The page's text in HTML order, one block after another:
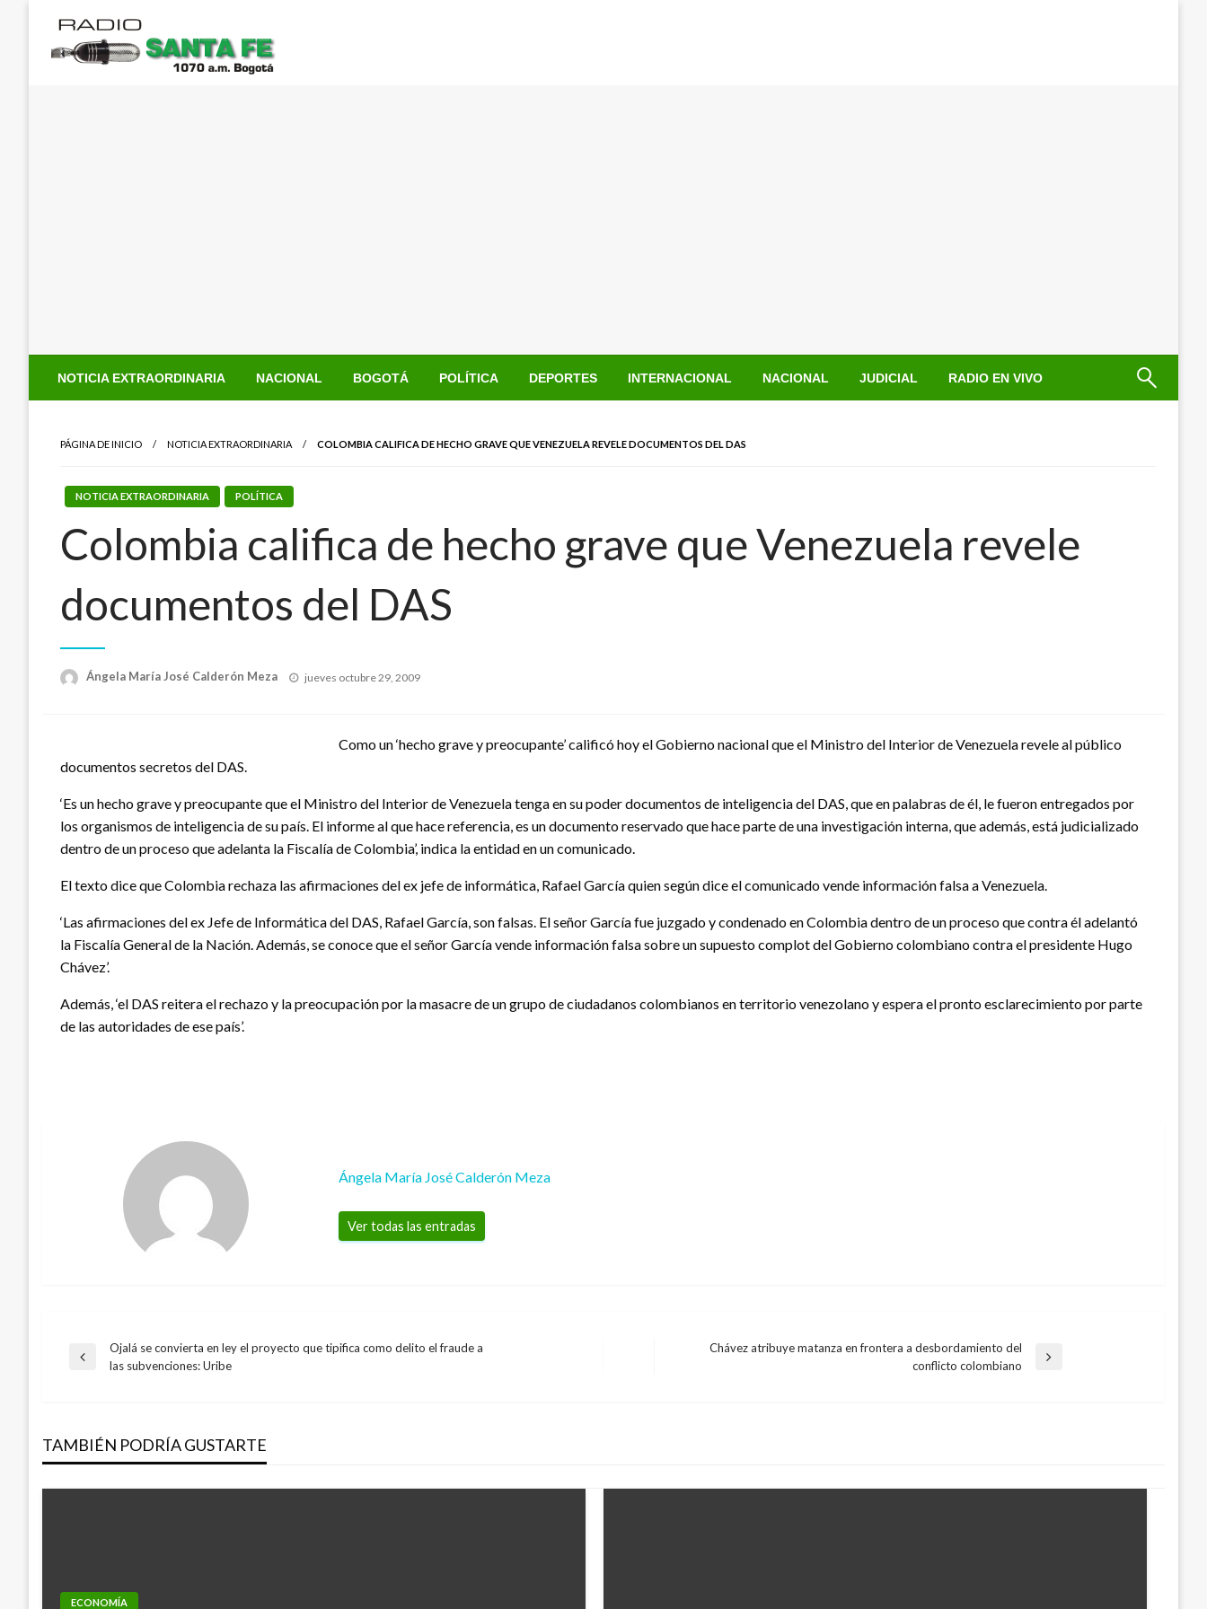
contenido
NOTICIA EXTRAORDINARIA NACIONAL BOGOTÁ POLÍTICA DEPORTES INTERNACIONAL NACIONAL JUDICIAL RADIO EN VIVO
PÁGINA DE INICIO NOTICIA EXTRAORDINARIA COLOMBIA CALIFICA DE HECHO GRAVE QUE VENEZUELA REVELE DOCUMENTOS DEL DAS
NOTICIA EXTRAORDINARIA POLÍTICA
Colombia califica de hecho grave que Venezuela revele
documentos del DAS
Ángela María José Calderón Meza
Publicado
jueves octubre 29, 2009
Como un ‘hecho grave y preocupante’ calificó hoy el Gobierno nacional que el Ministro del Interior de Venezuela revele al público
documentos secretos del DAS.
‘Es un hecho grave y preocupante que el Ministro del Interior de Venezuela tenga en su poder documentos de inteligencia del DAS, que en palabras de él, le fueron entregados por
los organismos de inteligencia de su país. El informe al que hace referencia, es un documento reservado que hace parte de una investigación interna, que además, está judicializado
dentro de un proceso que adelanta la Fiscalía de Colombia’, indica la entidad en un comunicado.
El texto dice que Colombia rechaza las afirmaciones del ex jefe de informática, Rafael García quien según dice el comunicado vende información falsa a Venezuela.
‘Las afirmaciones del ex Jefe de Informática del DAS, Rafael García, son falsas. El señor García fue juzgado y condenado en Colombia dentro de un proceso que contra él adelantó
la Fiscalía General de la Nación. Además, se conoce que el señor García vende información falsa sobre un supuesto complot del Gobierno colombiano contra el presidente Hugo
Chávez’.
Además, ‘el DAS reitera el rechazo y la preocupación por la masacre de un grupo de ciudadanos colombianos en territorio venezolano y espera el pronto esclarecimiento por parte
de las autoridades de ese país’.
Ángela María José Calderón Meza
Ver todas las entradas
Navegación
entradas
Entrada
Ojalá se convierta en ley el proyecto que tipifica como delito el fraude a
las subvenciones: Uribe
Chávez atribuye matanza en frontera a desbordamiento del
conflicto colombiano
TAMBIÉN PODRÍA GUSTARTE
ECONOMÍA